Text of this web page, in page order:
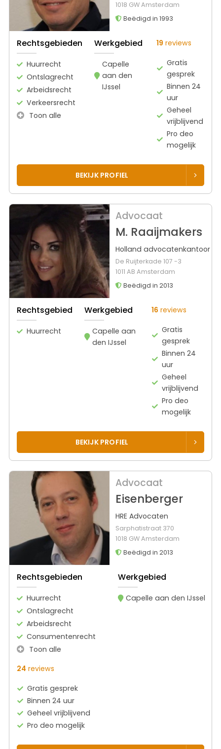
1018 GW Amsterdam
Beëdigd in 1993
Rechtsgebieden
Huurrecht
Ontslagrecht
Arbeidsrecht
Verkeersrecht
Toon alle
Werkgebied
Capelle
aan den
IJssel
19 reviews
Gratis
gesprek
Binnen 24
uur
Geheel
vrijblijvend
Pro deo
mogelijk
BEKIJK PROFIEL
Advocaat
M. Raaijmakers
Holland advocatenkantoor
De Ruijterkade 107 -3
1011 AB Amsterdam
Beëdigd in 2013
Rechtsgebied
Huurrecht
Werkgebied
Capelle aan
den IJssel
16 reviews
Gratis
gesprek
Binnen 24
uur
Geheel
vrijblijvend
Pro deo
mogelijk
BEKIJK PROFIEL
Advocaat
Eisenberger
HRE Advocaten
Sarphatistraat 370
1018 GW Amsterdam
Beëdigd in 2013
Rechtsgebieden
Huurrecht
Ontslagrecht
Arbeidsrecht
Consumentenrecht
Toon alle
Werkgebied
Capelle aan den IJssel
24 reviews
Gratis gesprek
Binnen 24 uur
Geheel vrijblijvend
Pro deo mogelijk